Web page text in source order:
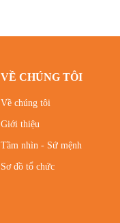
VỀ CHÚNG TÔI
Về chúng tôi
Giới thiệu
Tầm nhìn - Sứ mệnh
Sơ đồ tổ chức